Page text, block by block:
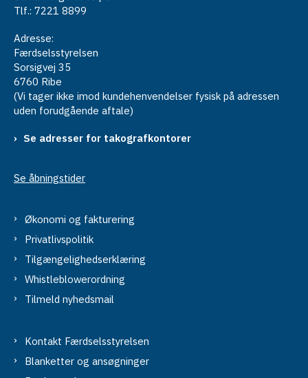
Tlf.: 7221 8899
Adresse:
Færdselsstyrelsen
Sorsigvej 35
6760 Ribe
(Vi tager ikke imod kundehenvendelser fysisk på adressen
uden forudgående aftale)
Se adresser for takografkontorer
Se åbningstider
Økonomi og fakturering
Privatlivspolitik
Tilgængelighedserklæring
Whistleblowerordning
Tilmeld nyhedsmail
Kontakt Færdselsstyrelsen
Blanketter og ansøgninger